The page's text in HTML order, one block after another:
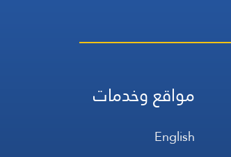
مواقع وخدمات
English